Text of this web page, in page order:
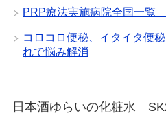
PRP療法実施病院全国一
コロコロ便秘、イタイタ便
れで悩み解消
日本酒ゆらいの化粧水